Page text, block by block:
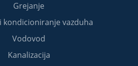
Grejanje
kondicioniranje vazduha
Vodovod
Kanalizacija